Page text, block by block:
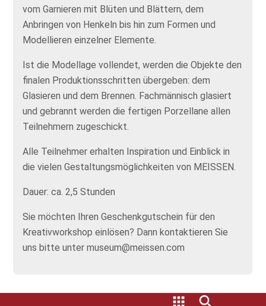
vom Garnieren mit Blüten und Blättern, dem
Anbringen von Henkeln bis hin zum Formen und
Modellieren einzelner Elemente.
Ist die Modellage vollendet, werden die Objekte den
finalen Produktionsschritten übergeben: dem
Glasieren und dem Brennen. Fachmännisch glasiert
und gebrannt werden die fertigen Porzellane allen
Teilnehmern zugeschickt.
Alle Teilnehmer erhalten Inspiration und Einblick in
die vielen Gestaltungsmöglichkeiten von MEISSEN.
Dauer: ca. 2,5 Stunden
Sie möchten Ihren Geschenkgutschein für den
Kreativworkshop einlösen? Dann kontaktieren Sie
uns bitte unter museum@meissen.com